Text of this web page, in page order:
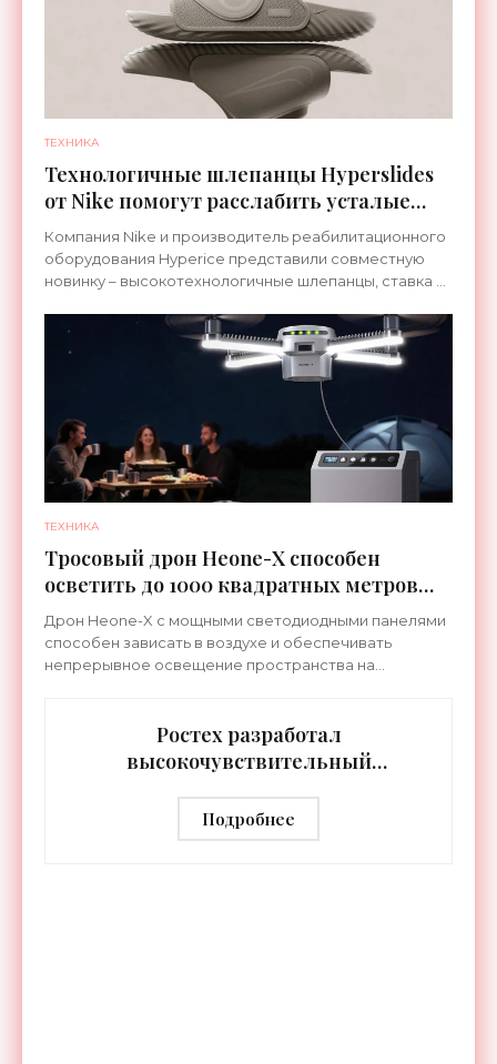
ТЕХНИКА
Технологичные шлепанцы Hyperslides
от Nike помогут расслабить усталые
ноги после тренировки - «Гаджеты»
Компания Nike и производитель реабилитационного
оборудования Hyperice представили совместную
новинку – высокотехнологичные шлепанцы, ставка в
ТЕХНИКА
Тросовый дрон Heone-X способен
осветить до 1000 квадратных метров
земли - «Беспилотники»
Дрон Heone-X с мощными светодиодными панелями
способен зависать в воздухе и обеспечивать
непрерывное освещение пространства на
Ростех разработал
высокочувствительный
дальностью распознавания до 2 км
- «Гаджеты»
Подробнее